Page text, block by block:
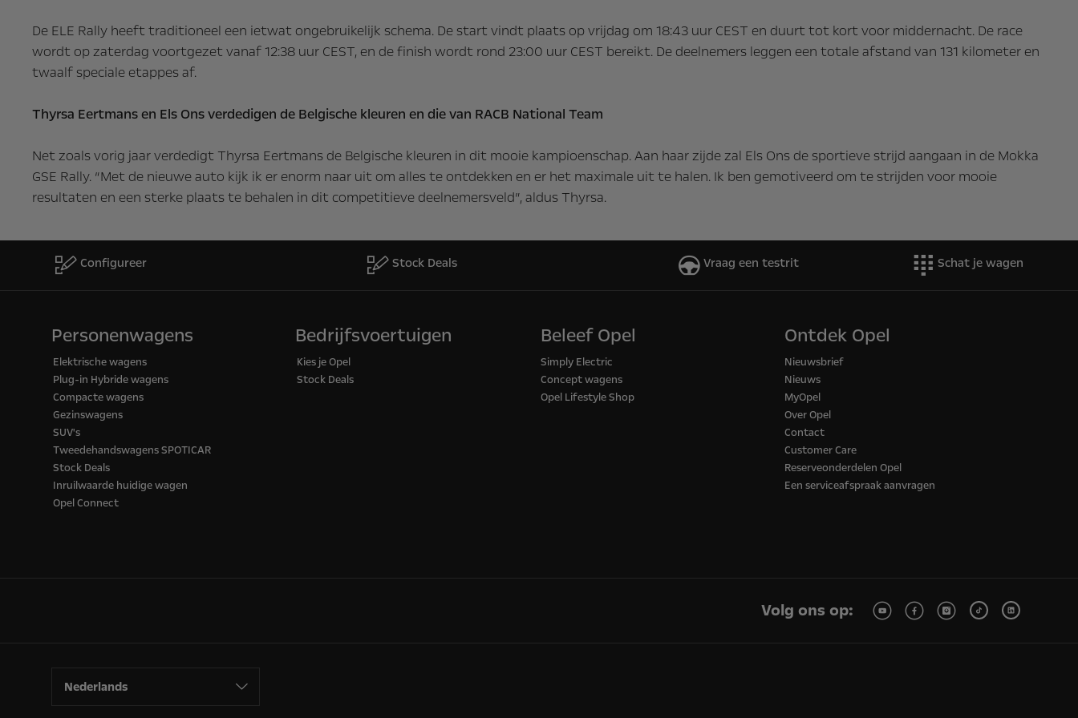
De ELE Rally heeft traditioneel een ietwat ongebruikelijk schema. De start vindt plaats op vrijdag om 18:43 uur CEST en duurt tot kort voor middernacht. De race
wordt op zaterdag voortgezet vanaf 12:38 uur CEST, en de finish wordt rond 23:00 uur CEST bereikt. De deelnemers leggen een totale afstand van 131 kilometer en
twaalf speciale etappes af.
Thyrsa Eertmans en Els Ons verdedigen de Belgische kleuren en die van RACB National Team
Net zoals vorig jaar verdedigt Thyrsa Eertmans de Belgische kleuren in dit mooie kampioenschap. Aan haar zijde zal Els Ons de sportieve strijd aangaan in de Mokka
GSE Rally. “Met de nieuwe auto kijk ik er enorm naar uit om alles te ontdekken en er het maximale uit te halen. Ik ben gemotiveerd om te strijden voor mooie
resultaten en een sterke plaats te behalen in dit competitieve deelnemersveld”, aldus Thyrsa.
Configureer Stock Deals Vraag een testrit Schat je wagen
Personenwagens
Elektrische wagens
Plug-in Hybride wagens
Compacte wagens
Gezinswagens
SUV's
Tweedehandswagens SPOTICAR
Stock Deals
Inruilwaarde huidige wagen
Opel Connect
Bedrijfsvoertuigen
Kies je Opel
Stock Deals
Beleef Opel
Simply Electric
Concept wagens
Opel Lifestyle Shop
Ontdek Opel
Nieuwsbrief
Nieuws
MyOpel
Over Opel
Contact
Customer Care
Reserveonderdelen Opel
Een serviceafspraak aanvragen
Volg ons op:
Nederlands